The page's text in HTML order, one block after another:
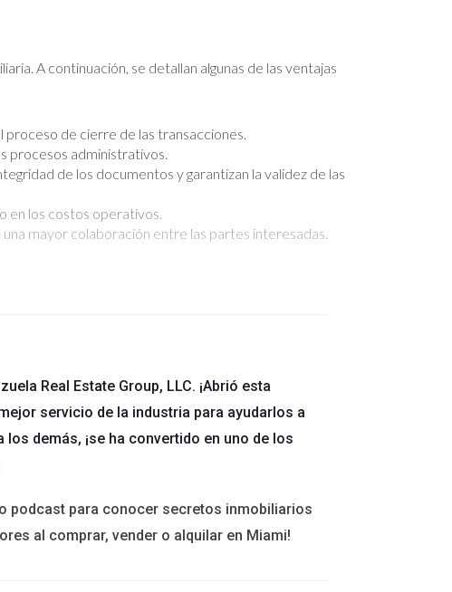
A continuación, se detallan algunas de las ventajas
de cierre de las transacciones.
procesos administrativos.
de los documentos y garantizan la validez de las
en los costos operativos.
mayor colaboración entre las partes interesadas.
proporcionar información básica y verificar la
asegurarse de que todos los documentos
firmantes para que accedan al documento y lo firmen.
de las firmas electrónicas y obtener copias del
Real Estate Group, LLC. ¡Abrió esta
servicio de la industria para ayudarlos a
demás, ¡se ha convertido en uno de los
podcast para conocer secretos inmobiliarios
al comprar, vender o alquilar en Miami!